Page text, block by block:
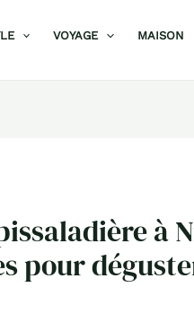
VOYAGE MAISON
à
pour